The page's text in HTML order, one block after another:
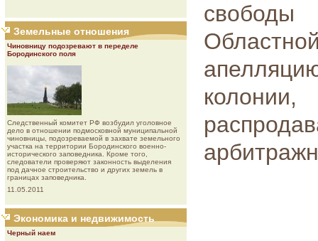
Земельные отношения
Чиновницу подозревают в переделе
Бородинского поля
Следственный комитет РФ возбудил уголовное
дело в отношении подмосковной муниципальной
чиновницы, подозреваемой в захвате земельного
участка на территории Бородинского военно-
исторического заповедника. Кроме того,
следователи проверяют законность выделения
под дачное строительство и других земель в
границах заповедника.
11.05.2011
Экономика и недвижимость
Черный наем